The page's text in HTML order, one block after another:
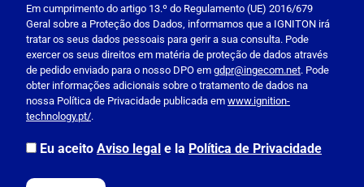
l
e
a
s
e
l
e
a
Em cumprimento do artigo 13.º do Regulamento (UE) 2016/679
Geral sobre a Proteção dos Dados, informamos que a IGNITON irá
tratar os seus dados pessoais para gerir a sua consulta. Pode
exercer os seus direitos em matéria de proteção de dados através
de pedido enviado para o nosso DPO em gdpr@ingecom.net. Pode
obter informações adicionais sobre o tratamento de dados na
nossa Política de Privacidade publicada em www.ignition-
technology.pt/.
Eu aceito Aviso legal e la Política de Privacidade